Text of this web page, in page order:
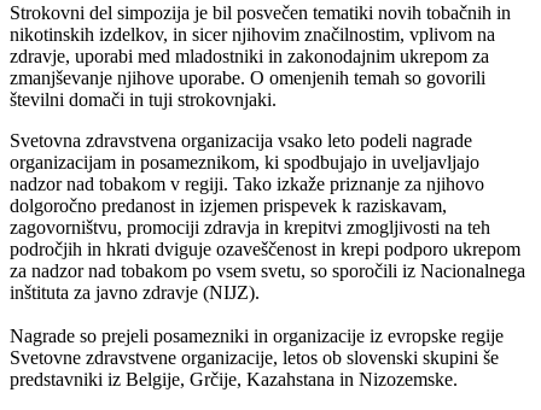
Strokovni del simpozija je bil posvečen tematiki novih tobačnih in
nikotinskih izdelkov, in sicer njihovim značilnostim, vplivom na
zdravje, uporabi med mladostniki in zakonodajnim ukrepom za
zmanjševanje njihove uporabe. O omenjenih temah so govorili
številni domači in tuji strokovnjaki.
Svetovna zdravstvena organizacija vsako leto podeli nagrade
organizacijam in posameznikom, ki spodbujajo in uveljavljajo
nadzor nad tobakom v regiji. Tako izkaže priznanje za njihovo
dolgoročno predanost in izjemen prispevek k raziskavam,
zagovorništvu, promociji zdravja in krepitvi zmogljivosti na teh
področjih in hkrati dviguje ozaveščenost in krepi podporo ukrepom
za nadzor nad tobakom po vsem svetu, so sporočili iz Nacionalnega
inštituta za javno zdravje (NIJZ).
Nagrade so prejeli posamezniki in organizacije iz evropske regije
Svetovne zdravstvene organizacije, letos ob slovenski skupini še
predstavniki iz Belgije, Grčije, Kazahstana in Nizozemske.